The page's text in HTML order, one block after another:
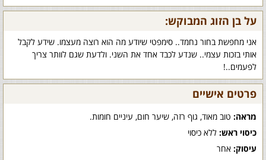
על בן הזוג המבוקש:
אני מחפשת בחור נחמד.. סימפטי שיודע מה הוא רוצה מעצמו. שידע לקבל
אותי בזכות עצמי.. שנדע לכבד אחד את השני. ולדעת שגם לוותר צריך
לפעמים..!
פרטים אישיים
מראה: טוב מאוד, גוף רזה, שיער חום, עיניים חומות.
כיסוי ראש: ללא כיסוי
עיסוק: אחר